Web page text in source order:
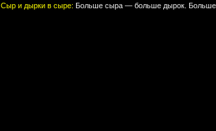
Сыр и дырки в сыре: Больше сыра — больше дырок.